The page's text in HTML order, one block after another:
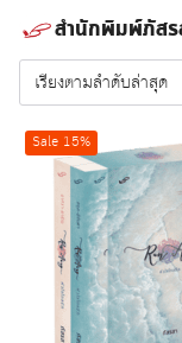
content
สำนักพิมพ์ภัสร
Search
for:
Sale 15%